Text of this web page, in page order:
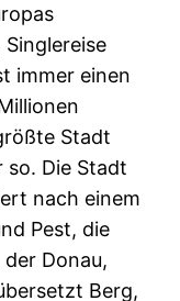
immer einen
Stadt
so. Die Stadt
nach einem
Pest, die
Donau,
Berg,